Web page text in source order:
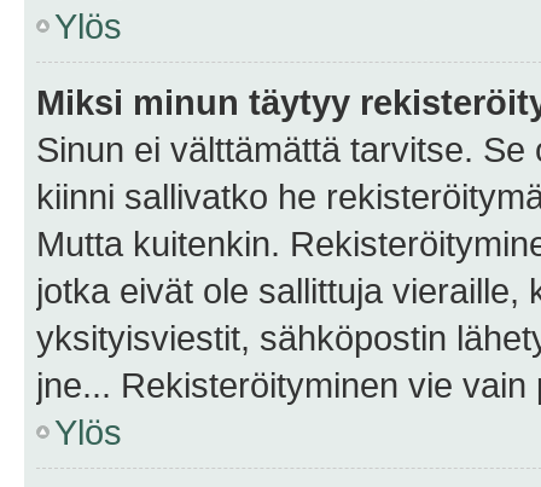
Ylös
Miksi minun täytyy
Sinun ei välttämättä tarvitse.
kiinni sallivatko he
Mutta kuitenkin.
jotka eivät ole sallittuja vieraille,
yksityisviestit, sähköpostin
jne... Rekisteröityminen vie
Ylös